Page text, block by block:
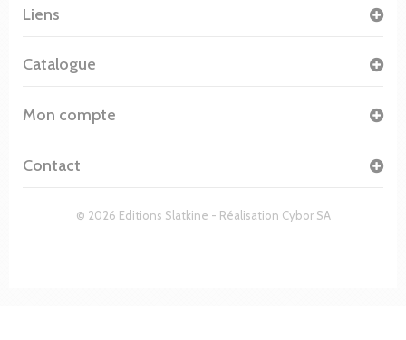
© 2026 Editions Slatkine - Réalisation Cybor SA
Liens
Catalogue
Mon compte
Contact